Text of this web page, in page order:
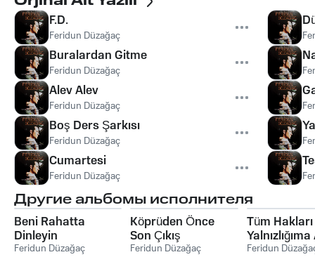
F.D.
Feridun Düzağaç
Buralardan Gitme
Feridun Düzağaç
Alev Alev
Feridun Düzağaç
Boş Ders Şarkısı
Feridun Düzağaç
Cumartesi
Feridun Düzağaç
Другие альбомы исполнителя
Beni Rahatta
Dinleyin
Feridun Düzağaç
Köprüden Önce
Son Çıkış
Feridun Düzağaç
Tüm Hakları
Feridun